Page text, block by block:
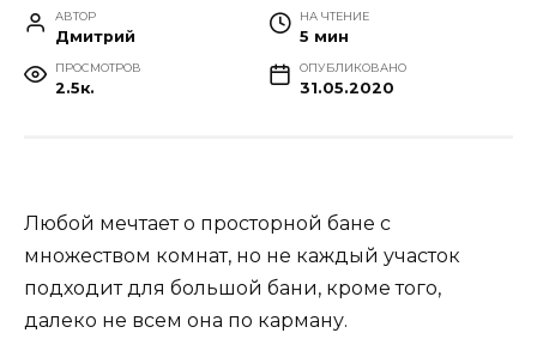
АВТОР
Дмитрий
НА ЧТЕНИЕ
5 мин
ПРОСМОТРОВ
2.5к.
ОПУБЛИКОВАНО
31.05.2020
Любой мечтает о просторной бане с
множеством комнат, но не каждый участок
подходит для большой бани, кроме того,
далеко не всем она по карману.